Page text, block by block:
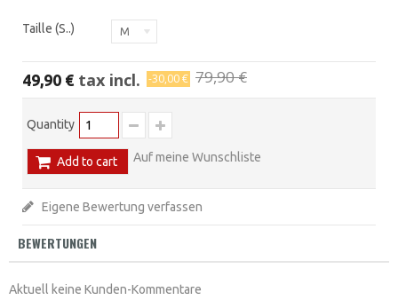
Taille (S..) M
49,90 € tax incl. -30,00 € 79,90 €
Quantity
Add to cart Auf meine Wunschliste
Eigene Bewertung verfassen
BEWERTUNGEN
Aktuell keine Kunden-Kommentare